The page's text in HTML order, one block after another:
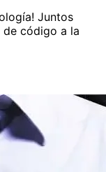
Juntos
de código a la